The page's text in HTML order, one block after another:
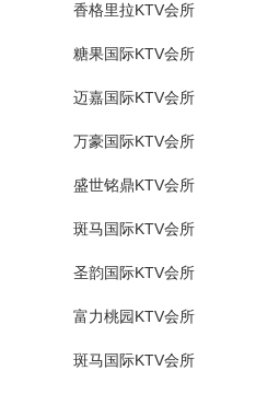
香格里拉KTV会所
糖果国际KTV会所
迈嘉国际KTV会所
万豪国际KTV会所
盛世铭鼎KTV会所
斑马国际KTV会所
圣韵国际KTV会所
富力桃园KTV会所
斑马国际KTV会所